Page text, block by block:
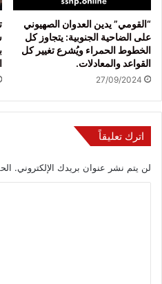
“القومي” يدين العدوان الصهيوني
على الضاحية الجنوبية: يتجاوز كل
الخطوط الحمراء ويُشرع تغيير كل
القواعد والمعادلات.
27/09/2024
اترك تعليقاً
لن يتم نشر عنوان بريدك الإلكتروني.